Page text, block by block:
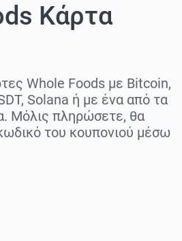
Κάρτα
Whole Foods με Bitcoin,
Solana ή με ένα από τα
Μόλις πληρώσετε, θα
του κουπονιού μέσω